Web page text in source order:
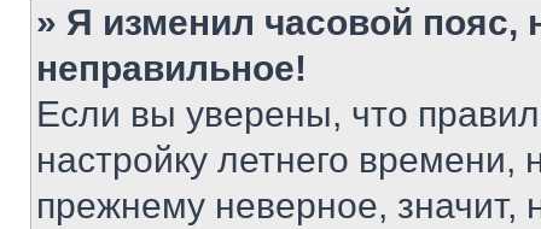
» Я изменил часовой пояс,
неправильное!
Если вы уверены, что
настройку летнего
прежнему неверное, значит,